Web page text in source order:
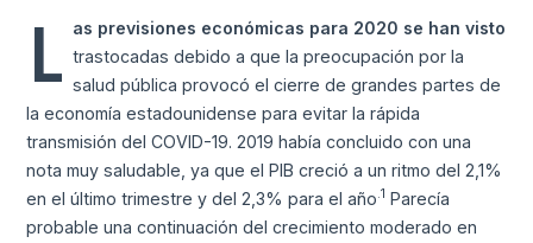
L as previsiones económicas para 2020 se han visto
trastocadas debido a que la preocupación por la
salud pública provocó el cierre de grandes partes de
la economía estadounidense para evitar la rápida
transmisión del COVID-19. 2019 había concluido con una
nota muy saludable, ya que el PIB creció a un ritmo del 2,1%
en el último trimestre y del 2,3% para el año.1 Parecía
probable una continuación del crecimiento moderado en